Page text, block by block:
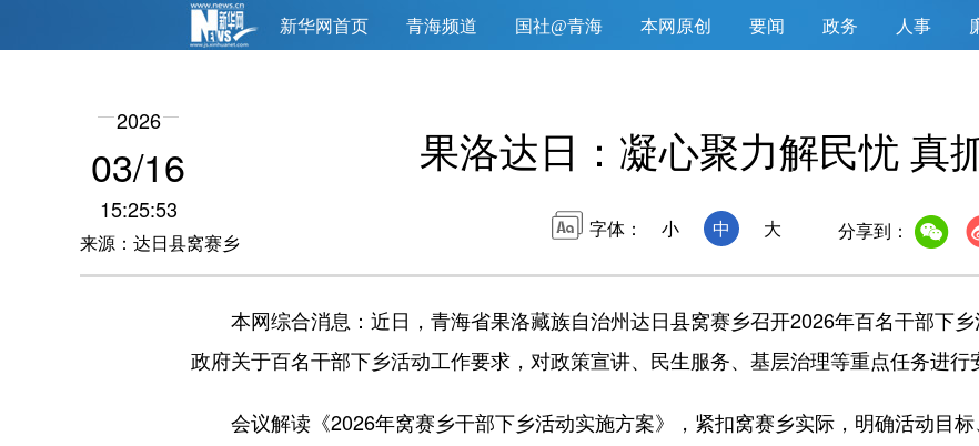
新华网首页 青海频道 国社@青海 本网原创 要闻 政务 人事
2026
03/16
15:25:53
来源：达日县窝赛乡
果洛达日：凝心聚力解民忧 真
字体： 小 中 大 分享到：
本网综合消息：近日，青海省果洛藏族自治州达日县窝赛乡召开2026年百名干部下
政府关于百名干部下乡活动工作要求，对政策宣讲、民生服务、基层治理等重点任务进行
会议解读《2026年窝赛乡干部下乡活动实施方案》，紧扣窝赛乡实际，明确活动目